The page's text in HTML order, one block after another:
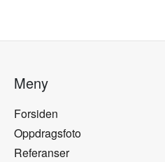
Meny
Forsiden
Oppdragsfoto
Referanser